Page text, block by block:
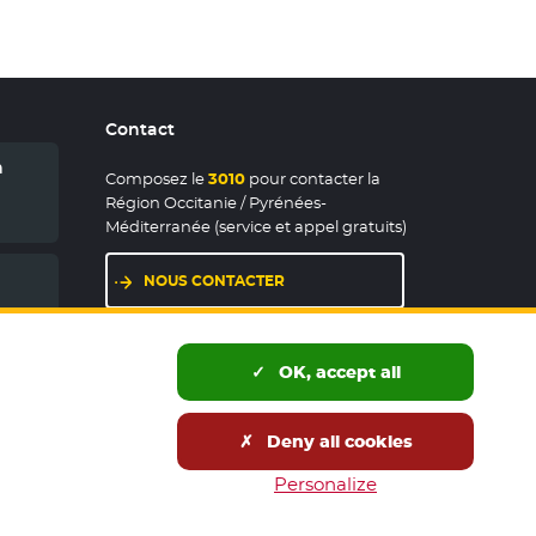
Contact
Composez le3010pour contacter la
Région Occitanie / Pyrénées-
Méditerranée (service et appel gratuits)
NOUS CONTACTER
LES MAISONS DE RÉGION
Accessibilité : partiellement conforme
OK, accept all
Deny all cookies
Personalize